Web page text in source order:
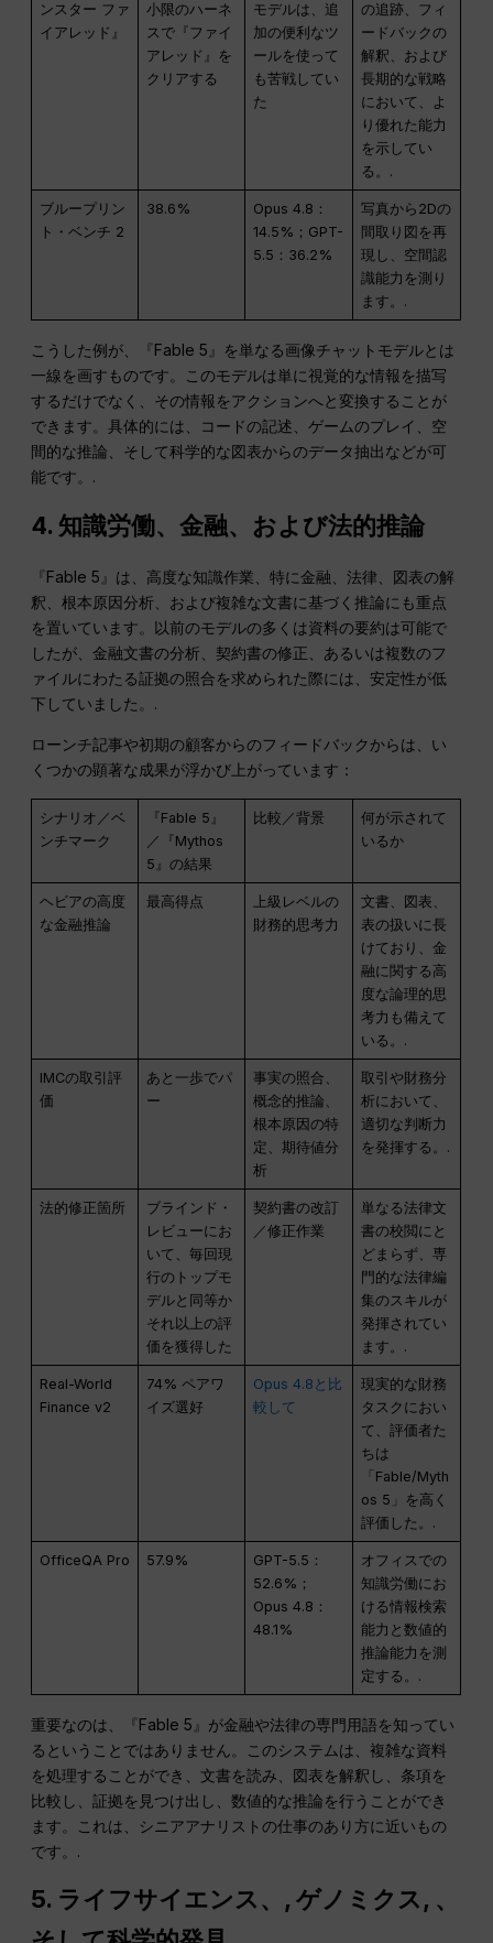
ンスター ファ
イアレッド』
小限のハーネ
スで『ファイ
アレッド』を
クリアする
モデルは、追
加の便利なツ
ールを使って
も苦戦してい
た
の追跡、フィ
ードバックの
解釈、および
長期的な戦略
において、よ
り優れた能力
を示してい
る。.
ブループリン
ト・ベンチ 2
38.6%
Opus 4.8：
14.5%；GPT-
5.5：36.2%
写真から2Dの
間取り図を再
現し、空間認
識能力を測り
ます。.
こうした例が、『Fable 5』を単なる画像チャットモデルとは
一線を画すものです。このモデルは単に視覚的な情報を描写
するだけでなく、その情報をアクションへと変換することが
できます。具体的には、コードの記述、ゲームのプレイ、空
間的な推論、そして科学的な図表からのデータ抽出などが可
能です。.
4. 知識労働、金融、および法的推論
『Fable 5』は、高度な知識作業、特に金融、法律、図表の解
釈、根本原因分析、および複雑な文書に基づく推論にも重点
を置いています。以前のモデルの多くは資料の要約は可能で
したが、金融文書の分析、契約書の修正、あるいは複数のフ
ァイルにわたる証拠の照合を求められた際には、安定性が低
下していました。.
ローンチ記事や初期の顧客からのフィードバックからは、い
くつかの顕著な成果が浮かび上がっています：
シナリオ／ベ
ンチマーク
『Fable 5』
／『Mythos
5』の結果
比較／背景
何が示されて
いるか
ヘビアの高度
な金融推論
最高得点
上級レベルの
財務的思考力
文書、図表、
表の扱いに長
けており、金
融に関する高
度な論理的思
考力も備えて
いる。.
IMCの取引評
価
あと一歩でパ
ー
事実の照合、
概念的推論、
根本原因の特
定、期待値分
析
取引や財務分
析において、
適切な判断力
を発揮する。.
法的修正箇所
ブラインド・
レビューにお
いて、毎回現
行のトップモ
デルと同等か
それ以上の評
価を獲得した
契約書の改訂
／修正作業
単なる法律文
書の校閲にと
どまらず、専
門的な法律編
集のスキルが
発揮されてい
ます。.
Real-World
Finance v2
74% ペアワ
イズ選好
Opus 4.8と比
較して
現実的な財務
タスクにおい
て、評価者た
ちは
「Fable/Myth
os 5」を高く
評価した。.
OfficeQA Pro 57.9%
GPT-5.5：
52.6%；
Opus 4.8：
48.1%
オフィスでの
知識労働にお
ける情報検索
能力と数値的
推論能力を測
定する。.
重要なのは、『Fable 5』が金融や法律の専門用語を知ってい
るということではありません。このシステムは、複雑な資料
を処理することができ、文書を読み、図表を解釈し、条項を
比較し、証拠を見つけ出し、数値的な推論を行うことができ
ます。これは、シニアアナリストの仕事のあり方に近いもの
です。.
5. ライフサイエンス、,ゲノミクス, 、